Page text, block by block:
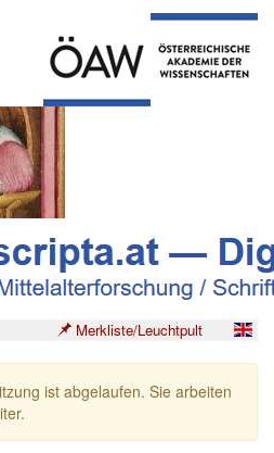
Merkliste/Leuchtpult
ist abgelaufen. Sie arbeiten